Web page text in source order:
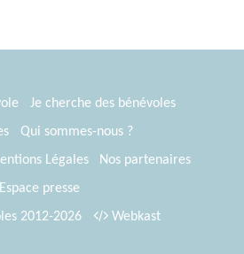
Je cherche des bénévoles
Qui sommes-nous ?
Légales
Nos partenaires
Espace presse
2012-2026
Webkast